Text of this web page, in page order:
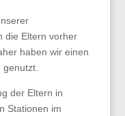
die Eltern vorher
haben wir einen
der Eltern in
Stationen im